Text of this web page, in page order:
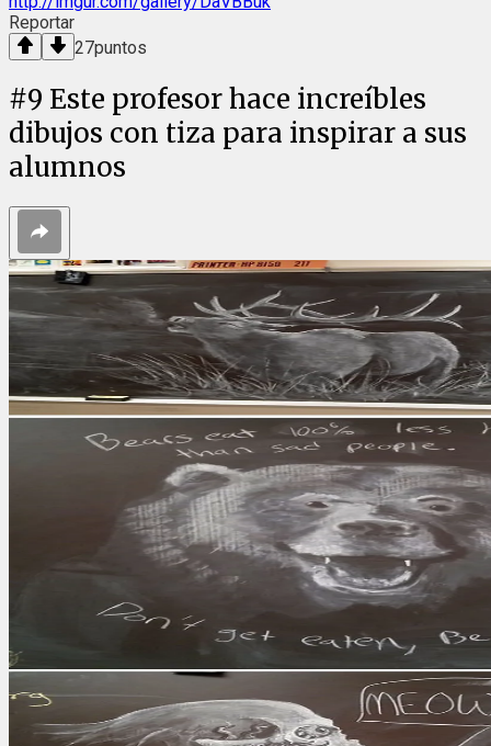
Reportar
27puntos
#9 Este profesor hace increíbles
dibujos con tiza para inspirar a sus
alumnos